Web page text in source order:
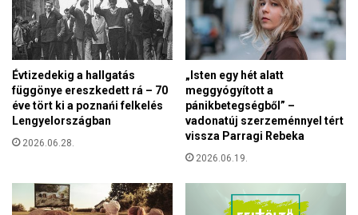
s
á
l
d
o
z
a
t
y
l
e
h
e
t
s
é
g
b
Évtizedekig a hallgatás
függönye ereszkedett rá – 70
éve tört ki a poznańi felkelés
Lengyelországban
2026.06.28.
„Isten egy hét alatt
meggyógyított a
pánikbetegségből” –
vadonatúj szerzeménnyel tért
vissza Parragi Rebeka
2026.06.19.